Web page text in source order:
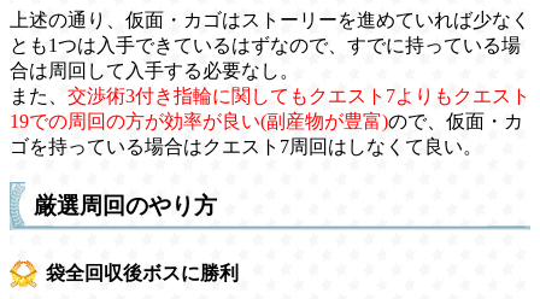
上述の通り、仮面・カゴはストーリーを進めていれば少なく
とも1つは入手できているはずなので、すでに持っている場
合は周回して入手する必要なし。
また、 交渉術3付き指輪に関してもクエスト7よりもクエスト
19での周回の方が効率が良い(副産物が豊富)ので、仮面・カ
ゴを持っている場合はクエスト7周回はしなくて良い。
厳選周回のやり方
袋全回収後ボスに勝利